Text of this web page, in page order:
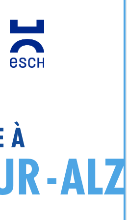
À